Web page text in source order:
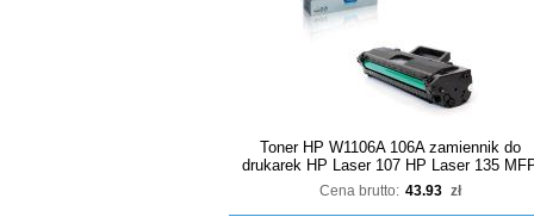
Toner HP W1106A 106A zamiennik do
drukarek HP Laser 107 HP Laser 135
Cena brutto: 43.93 zł